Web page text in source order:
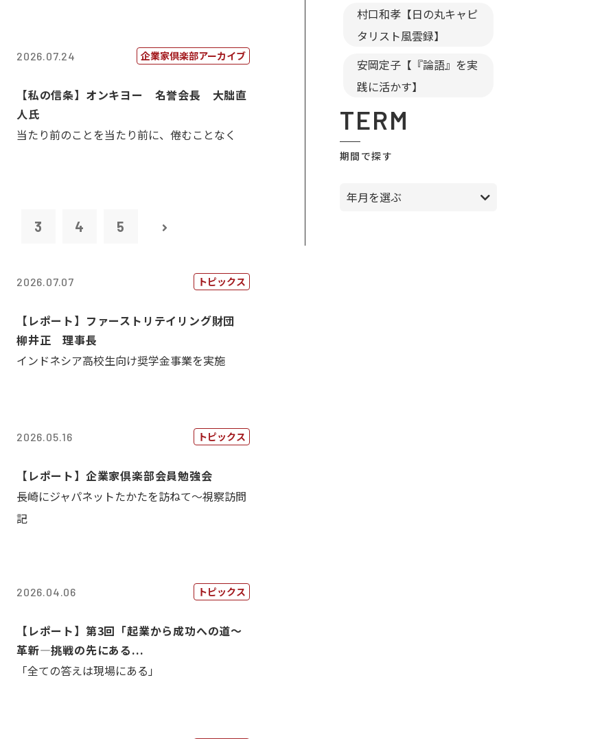
2026.07.24 企業家倶楽部アーカイブ
【私の信条】オンキヨー 名誉会長 大朏直
人氏
当たり前のことを当たり前に、倦むことなく
3 4 5
2026.07.07 トピックス
【レポート】ファーストリテイリング財団
柳井正 理事長
インドネシア高校生向け奨学金事業を実施
2026.05.16 トピックス
【レポート】企業家倶楽部会員勉強会
長崎にジャパネットたかたを訪ねて～視察訪問
記
2026.04.06 トピックス
【レポート】第3回「起業から成功への道～
革新―挑戦の先にある...
「全ての答えは現場にある」
村口和孝【日の丸キャピ
タリスト風雲録】
安岡定子【『論語』を実
践に活かす】
TERM
期間で探す
年月を選ぶ